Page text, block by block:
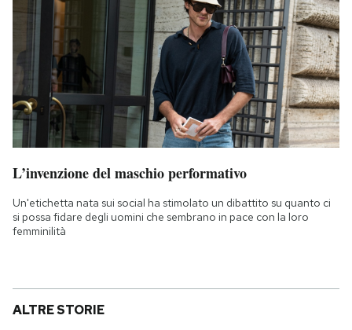
L’invenzione del maschio performativo
Un'etichetta nata sui social ha stimolato un dibattito su quanto ci
si possa fidare degli uomini che sembrano in pace con la loro
femminilità
ALTRE STORIE